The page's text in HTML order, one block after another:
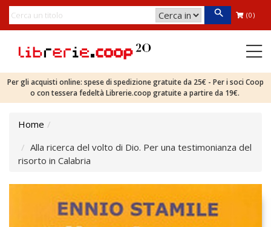
(0)
Per gli acquisti online: spese di spedizione gratuite da 25€ - Per i soci Coop
o con tessera fedeltà Librerie.coop gratuite a partire da 19€.
Home
Alla ricerca del volto di Dio. Per una testimonianza del
risorto in Calabria